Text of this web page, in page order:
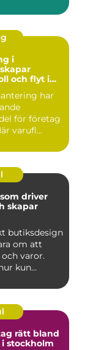
i
och flyt i
har
för företag
varufl...
driver
skapar
butiksdesign
om att
varor.
kun...
rätt bland
stockholm